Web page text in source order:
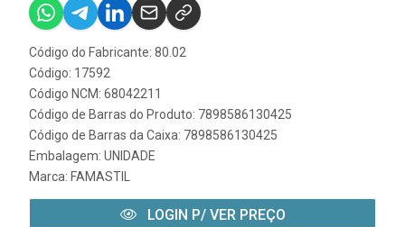
Código do Fabricante: 80.02
Código: 17592
Código NCM: 68042211
Código de Barras do Produto: 7898586130425
Código de Barras da Caixa: 7898586130425
Embalagem: UNIDADE
Marca: FAMASTIL
LOGIN P/ VER PREÇO